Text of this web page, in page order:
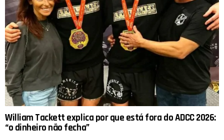
William Tackett explica por que está fora do ADCC 2026:
“o dinheiro não fecha”